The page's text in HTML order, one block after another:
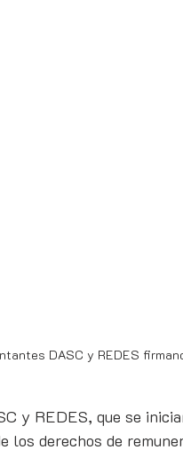
DASC y REDES
y REDES, que se
los derechos de